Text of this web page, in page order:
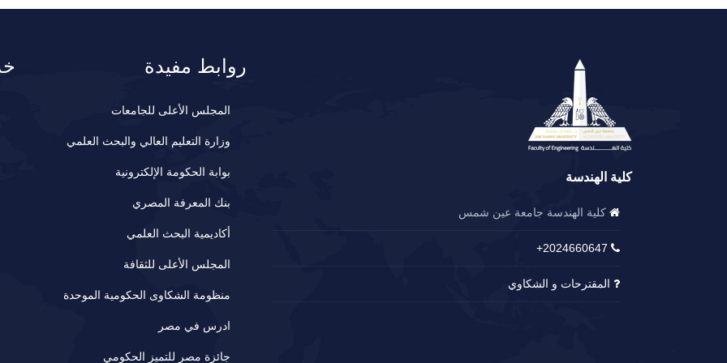
كلية الهندسة
كلية الهندسة جامعة عين شمس
2024660647+
المقترحات و الشكاوي
روابط مفيدة
المجلس الأعلى للجامعات
وزارة التعليم العالي والبحث العلمي
بوابة الحكومة الإلكترونية
بنك المعرفة المصري
أكاديمية البحث العلمي
المجلس الأعلى للثقافة
منظومة الشكاوى الحكومية الموحدة
ادرس في مصر
جائزة مصر للتميز الحكومي